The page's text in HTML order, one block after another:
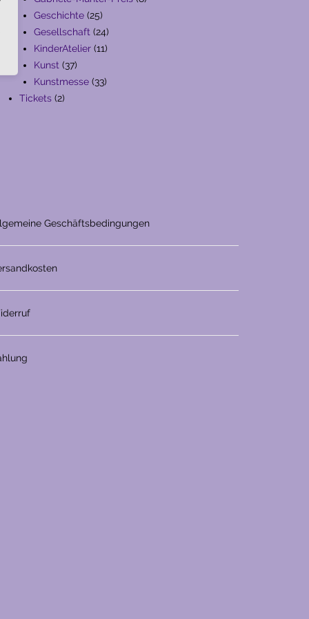
Geschichte 2525
Produkte
Gesellschaft 2424
Produkte
KinderAtelier 1111
Kunst 3737
Produkte
Kunstmesse 3333
Tickets 22
Geschäftsbedingungen